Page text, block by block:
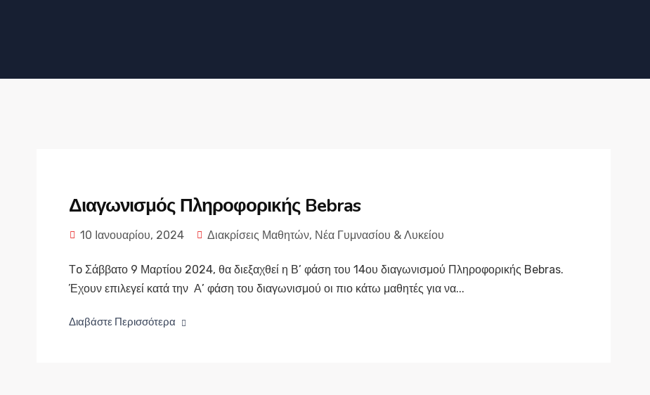
Διαγωνισμός Πληροφορικής Bebras
10 Ιανουαρίου, 2024 Διακρίσεις Μαθητών, Νέα Γυμνασίου & Λυκείου
Τo Σάββατο 9 Μαρτίου 2024, θα διεξαχθεί η Β’ φάση του 14ου διαγωνισμού Πληροφορικής Bebras.
Έχουν επιλεγεί κατά την Α’ φάση του διαγωνισμού οι πιο κάτω μαθητές για να...
Διαβάστε Περισσότερα